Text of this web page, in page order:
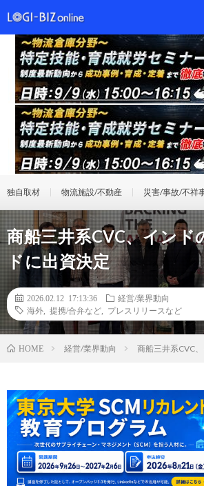
独自取材 物流施設/不動産 災害/事故/不祥
商船三井系CVC、インド
ドに出資決定
2026.02.12 17:13:36
経営/業界動向
海外
提携/合弁など プレスリリースなど
HOME 経営/業界動向 商船三井系CVC